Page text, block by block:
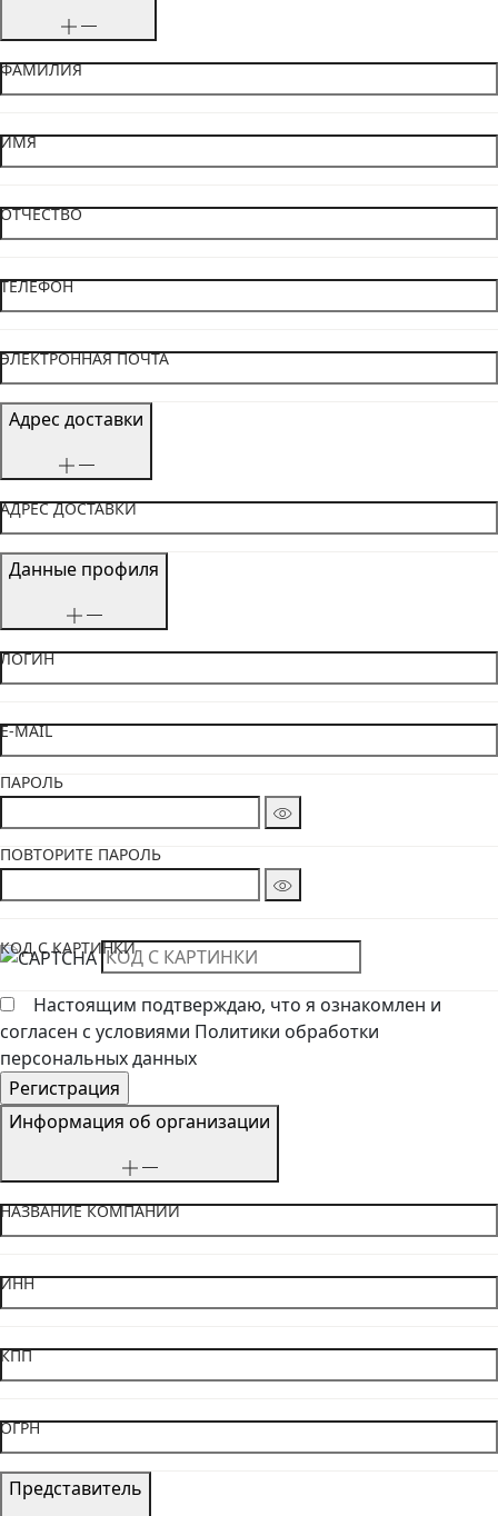
ФАМИЛИЯ
ИМЯ
ОТЧЕСТВО
ТЕЛЕФОН
ЭЛЕКТРОННАЯ ПОЧТА
Адрес доставки
АДРЕС ДОСТАВКИ
Данные профиля
ЛОГИН
E-MAIL
ПАРОЛЬ
ПОВТОРИТЕ ПАРОЛЬ
КОД С КАРТИНКИ
Настоящим подтверждаю, что я ознакомлен и
согласен с условиями Политики обработки
персональных данных
Информация об организации
НАЗВАНИЕ КОМПАНИИ
ИНН
КПП
ОГРН
Представитель